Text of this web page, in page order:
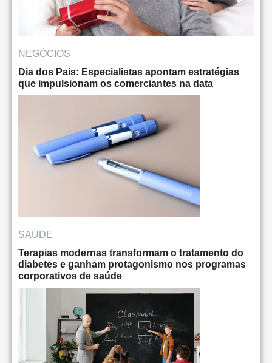
NEGÓCIOS
Dia dos Pais: Especialistas apontam estratégias
que impulsionam os comerciantes na data
SAÚDE
Terapias modernas transformam o tratamento do
diabetes e ganham protagonismo nos programas
corporativos de saúde